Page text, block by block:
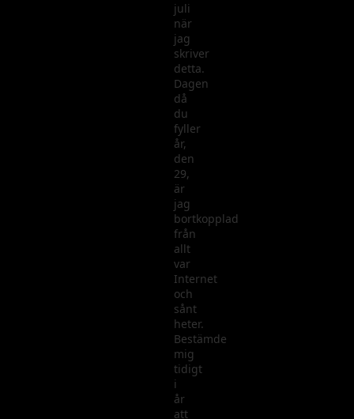
juli
när
jag
skriver
detta.
Dagen
då
du
fyller
år,
den
29,
är
jag
bortkopplad
från
allt
var
Internet
och
sånt
heter.
Bestämde
mig
tidigt
i
år
att